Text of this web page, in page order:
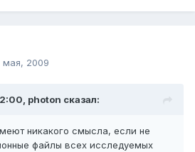
мая, 2009
photon сказал:
никакого смысла, если не
файлы всех исследуемых